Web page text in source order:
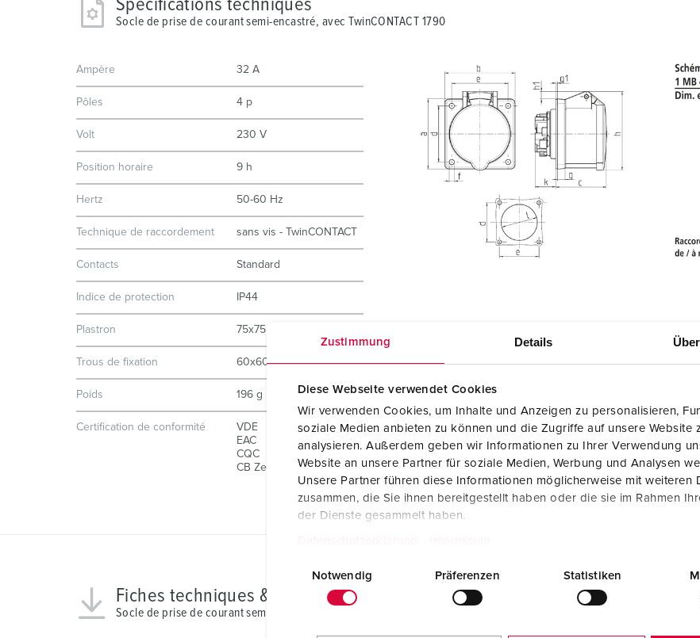
Zustimmung Details
Diese Webseite verwendet Cookies
Wir verwenden Cookies, um Inhalte und Anzeigen zu personalisieren,
soziale Medien anbieten zu können und die Zugriffe auf unsere Website
analysieren. Außerdem geben wir Informationen zu Ihrer Verwendung
Website an unsere Partner für soziale Medien, Werbung und Analysen
Unsere Partner führen diese Informationen möglicherweise mit weiteren
zusammen, die Sie ihnen bereitgestellt haben oder die sie im Rahmen
der Dienste gesammelt haben.
Notwendig Präferenzen Statistiken
Spécifications techniques
Socle de prise de courant semi-encastré, avec TwinCONTACT 1790
Ampère 32 A
Pôles 4 p
Volt 230 V
Position horaire 9 h
Hertz 50-60 Hz
Technique de raccordement sans vis - TwinCONTACT
Contacts Standard
Indice de protection IP44
Plastron 75x75 mm
Trous de fixation 60x60 mm
Poids 196 g
Certification de conformité
VDE
EAC
CQC
CB Zertifikat
Fiches techniques & téléchargements
Socle de prise de courant semi-encastré, avec TwinCONTACT 1790